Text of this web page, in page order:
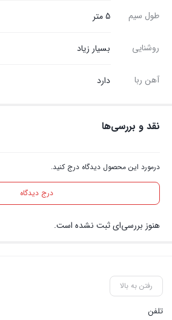
طول سیم 5 متر
روشنایی بسیار زیاد
آهن ربا دارد
نقد و بررسی‌ها
درمورد این محصول دیدگاه درج کنید.
درج دیدگاه
هنوز بررسی‌ای ثبت نشده است.
رفتن به بالا
تلفن